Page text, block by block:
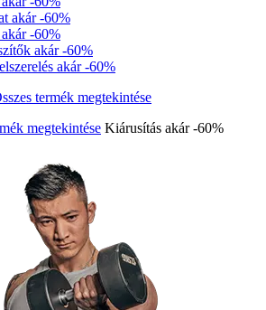
akár -60%
-60%
akár -60%
akár -60%
megtekintése Kiárusítás akár -60%